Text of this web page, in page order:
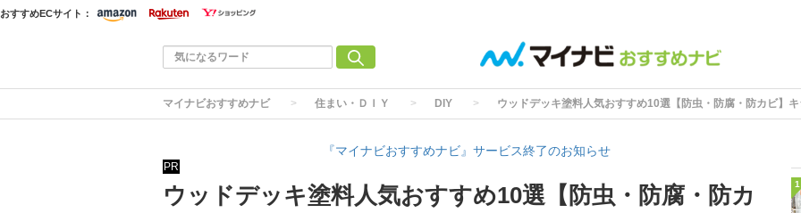
おすすめECサイト：
マイナビおすすめナビ 住まい・ＤＩＹ DIY ウッドデッキ塗料人気おすすめ10選【防虫・防腐・防カビ】
『マイナビおすすめナビ』サービス終了のお知らせ
PR
ウッドデッキ塗料人気おすすめ10選【防虫・防腐・防カ
1